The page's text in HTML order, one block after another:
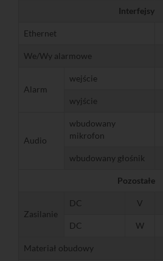
Interfejsy
Ethernet
We/Wy alarmowe
Alarm
wejście
wyjście
Audio
wbudowany
mikrofon
wbudowany głośnik
Pozostałe
Zasilanie
DC V
DC W
Materiał obudowy